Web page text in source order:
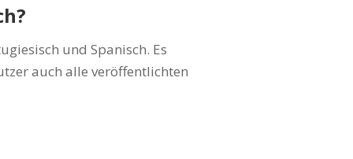
und Spanisch. Es
auch alle veröffentlichten